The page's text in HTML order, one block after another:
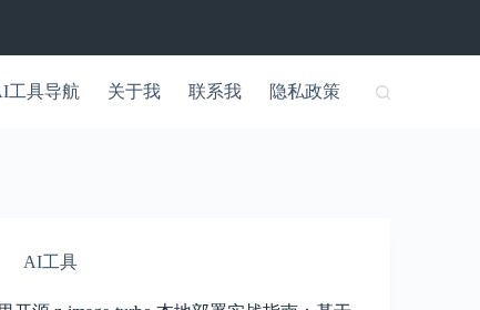
工具导航 关于我 联系我 隐私政策
AI工具